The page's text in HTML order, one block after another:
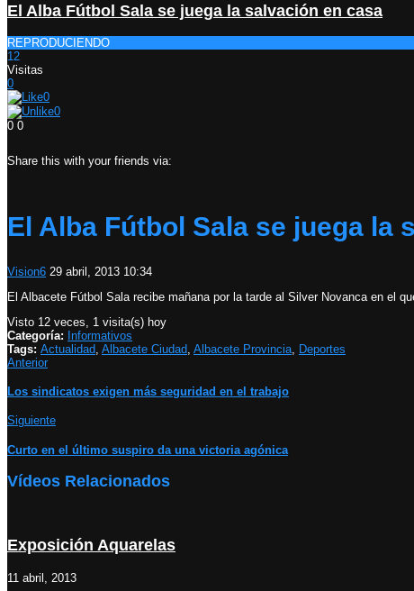
El Alba Fútbol Sala se juega la salvación en casa
REPRODUCIENDO
12
Visitas
0
0
0
0 0
Share this with your friends via:
El Alba Fútbol Sala se juega la
Vision6 29 abril, 2013 10:34
El Albacete Fútbol Sala recibe mañana por la tarde al Silver Novanca en el
Visto 12 veces, 1 visita(s) hoy
Categoría: Informativos
Tags: Actualidad Albacete Ciudad Albacete Provincia
Deportes
Anterior
Los sindicatos exigen más seguridad en el trabajo
Siguiente
Curto en el último suspiro da una victoria agónica
Vídeos Relacionados
Exposición Aquarelas
11 abril, 2013